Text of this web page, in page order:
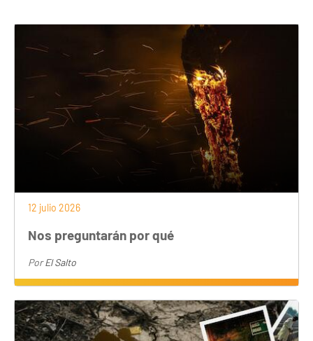
12 julio 2026
Nos preguntarán por qué
PorEl Salto